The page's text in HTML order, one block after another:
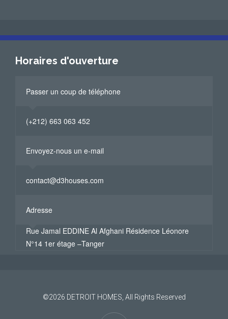
Horaires d'ouverture
Passer un coup de téléphone
(+212) 663 063 452
Envoyez-nous un e-mail
contact@d3houses.com
Adresse
Rue Jamal EDDINE Al Afghani Résidence Léonore
N°14 1er étage –Tanger
©2026 DETROIT HOMES , All Rights Reserved